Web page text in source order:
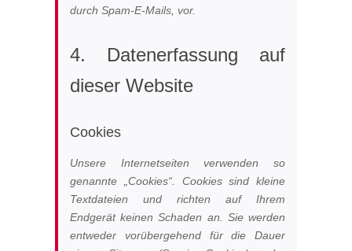
durch Spam-E-Mails, vor.
4. Datenerfassung auf
dieser Website
Cookies
Unsere Internetseiten verwenden so
genannte „Cookies“. Cookies sind kleine
Textdateien und richten auf Ihrem
Endgerät keinen Schaden an. Sie werden
entweder vorübergehend für die Dauer